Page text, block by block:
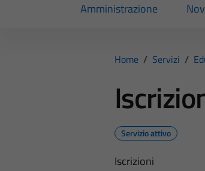
Amministrazione
Home / Servizi /
Servizio attivo
Iscrizioni